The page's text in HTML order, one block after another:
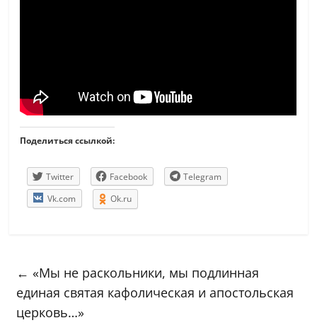
Поделиться ссылкой:
Twitter Facebook
Telegram
Vk.com
Ok.ru
← «Мы не раскольники, мы подлинная
единая святая кафолическая и апостольская
церковь…»